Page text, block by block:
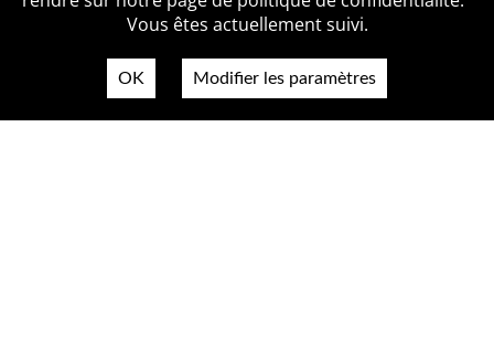
Vous êtes actuellement suivi.
OK Modifier les paramètres